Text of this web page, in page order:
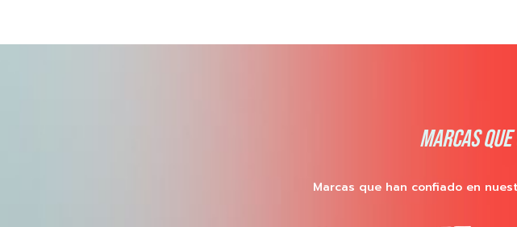
MARCAS
Marcas que han confiado en